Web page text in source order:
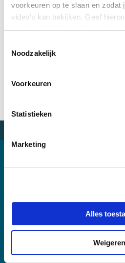
voorkeuren op te slaan en zodat
video’s kan bekijken. Geef
cookies je toestemming geeft en
akkoord met het plaatsen van
Noodzakelijk
Voorkeuren
Statistieken
Marketing
Alles
Weigeren
Backoffice
Techniek
voor Ring
Nieuw kantoor
stimuleert
3511 SW Utrecht
Postbus 233